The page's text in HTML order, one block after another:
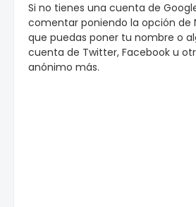
Si no tienes una cuenta de
comentar poniendo la opción de
que puedas poner tu nombre o
cuenta de Twitter, Facebook u
anónimo más.